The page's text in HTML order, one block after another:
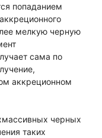
попаданием
мелкую черную
сама по
аккреционном
черных
таких